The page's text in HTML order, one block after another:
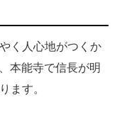
く人心地がつくか
本能寺で信長が明
ます。